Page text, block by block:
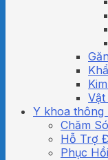
Y khoa thông
Chăm
Hỗ Trợ
Phục